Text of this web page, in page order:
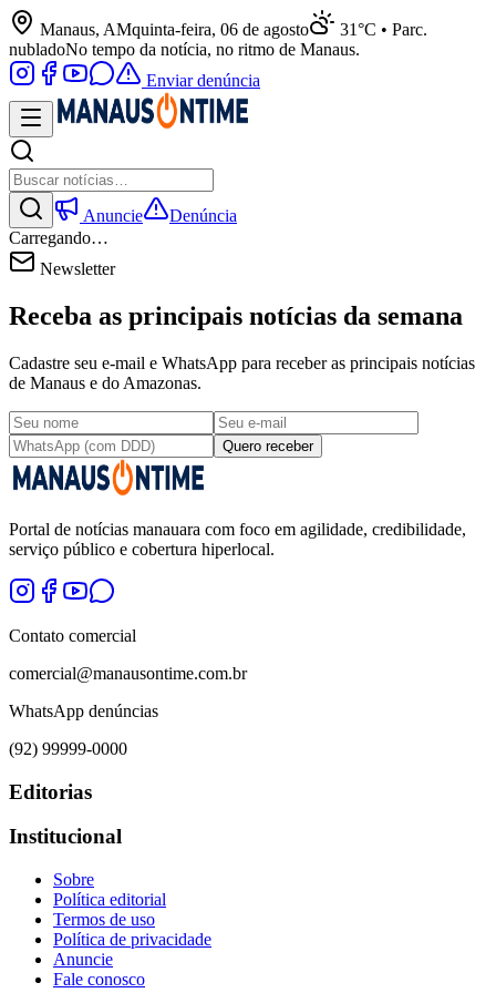
Manaus, AMquinta-feira, 06 de agosto
31°C • Parc.
nubladoNo tempo da notícia, no ritmo de Manaus.
Enviar denúncia
Anuncie
Denúncia
Carregando…
Newsletter
Receba as principais notícias da semana
Cadastre seu e-mail e WhatsApp para receber as principais notícias
de Manaus e do Amazonas.
Quero receber
Portal de notícias manauara com foco em agilidade, credibilidade,
serviço público e cobertura hiperlocal.
Contato comercial
comercial@manausontime.com.br
WhatsApp denúncias
(92) 99999-0000
Editorias
Institucional
Sobre
Política editorial
Termos de uso
Política de privacidade
Anuncie
Fale conosco